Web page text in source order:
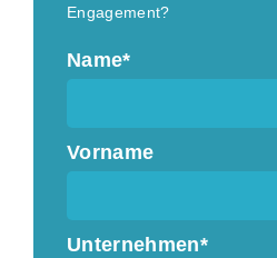
Engagement?
Name*
Vorname
Unternehmen*